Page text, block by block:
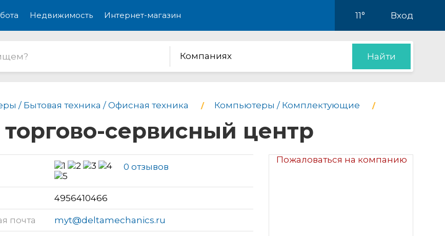
Недвижимость Интернет-магазин 11° Вход
Компаниях Найти
/ Бытовая техника / Офисная техника Компьютеры / Комплектующие
сервисный центр
Пожаловаться на компанию
0 отзывов
4956410466
почта myt@deltamechanics.ru